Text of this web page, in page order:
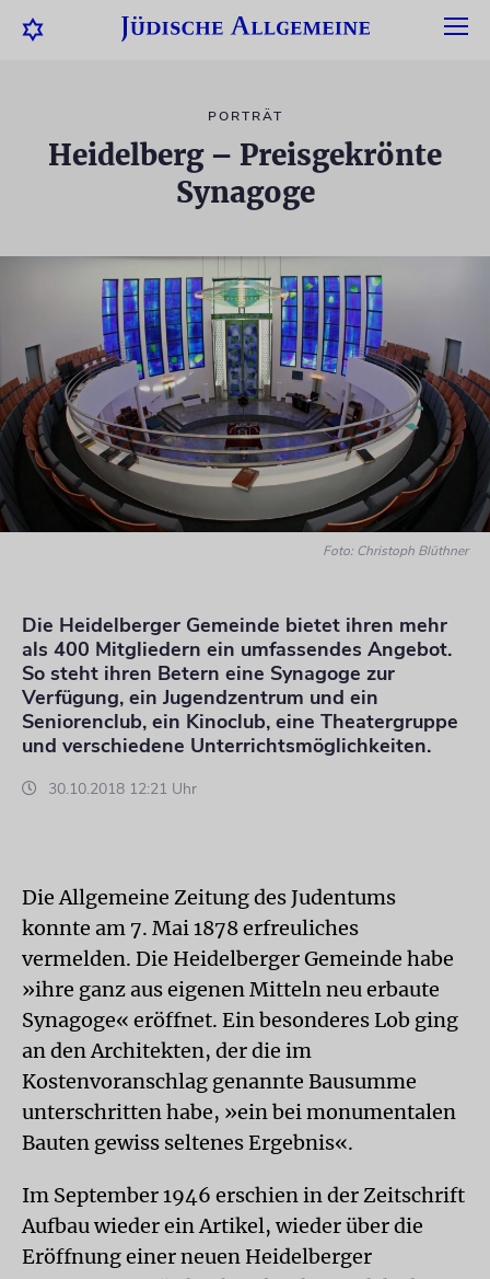
PORTRÄT
Heidelberg – Preisgekrönte
Synagoge
Foto: Christoph Blüthner
Die Heidelberger Gemeinde bietet ihren mehr
als 400 Mitgliedern ein umfassendes Angebot.
So steht ihren Betern eine Synagoge zur
Verfügung, ein Jugendzentrum und ein
Seniorenclub, ein Kinoclub, eine Theatergruppe
und verschiedene Unterrichtsmöglichkeiten.
30.10.2018 12:21 Uhr
Die Allgemeine Zeitung des Judentums
konnte am 7. Mai 1878 erfreuliches
vermelden. Die Heidelberger Gemeinde habe
»ihre ganz aus eigenen Mitteln neu erbaute
Synagoge« eröffnet. Ein besonderes Lob ging
an den Architekten, der die im
Kostenvoranschlag genannte Bausumme
unterschritten habe, »ein bei monumentalen
Bauten gewiss seltenes Ergebnis«.
Im September 1946 erschien in der Zeitschrift
Aufbau wieder ein Artikel, wieder über die
Eröffnung einer neuen Heidelberger